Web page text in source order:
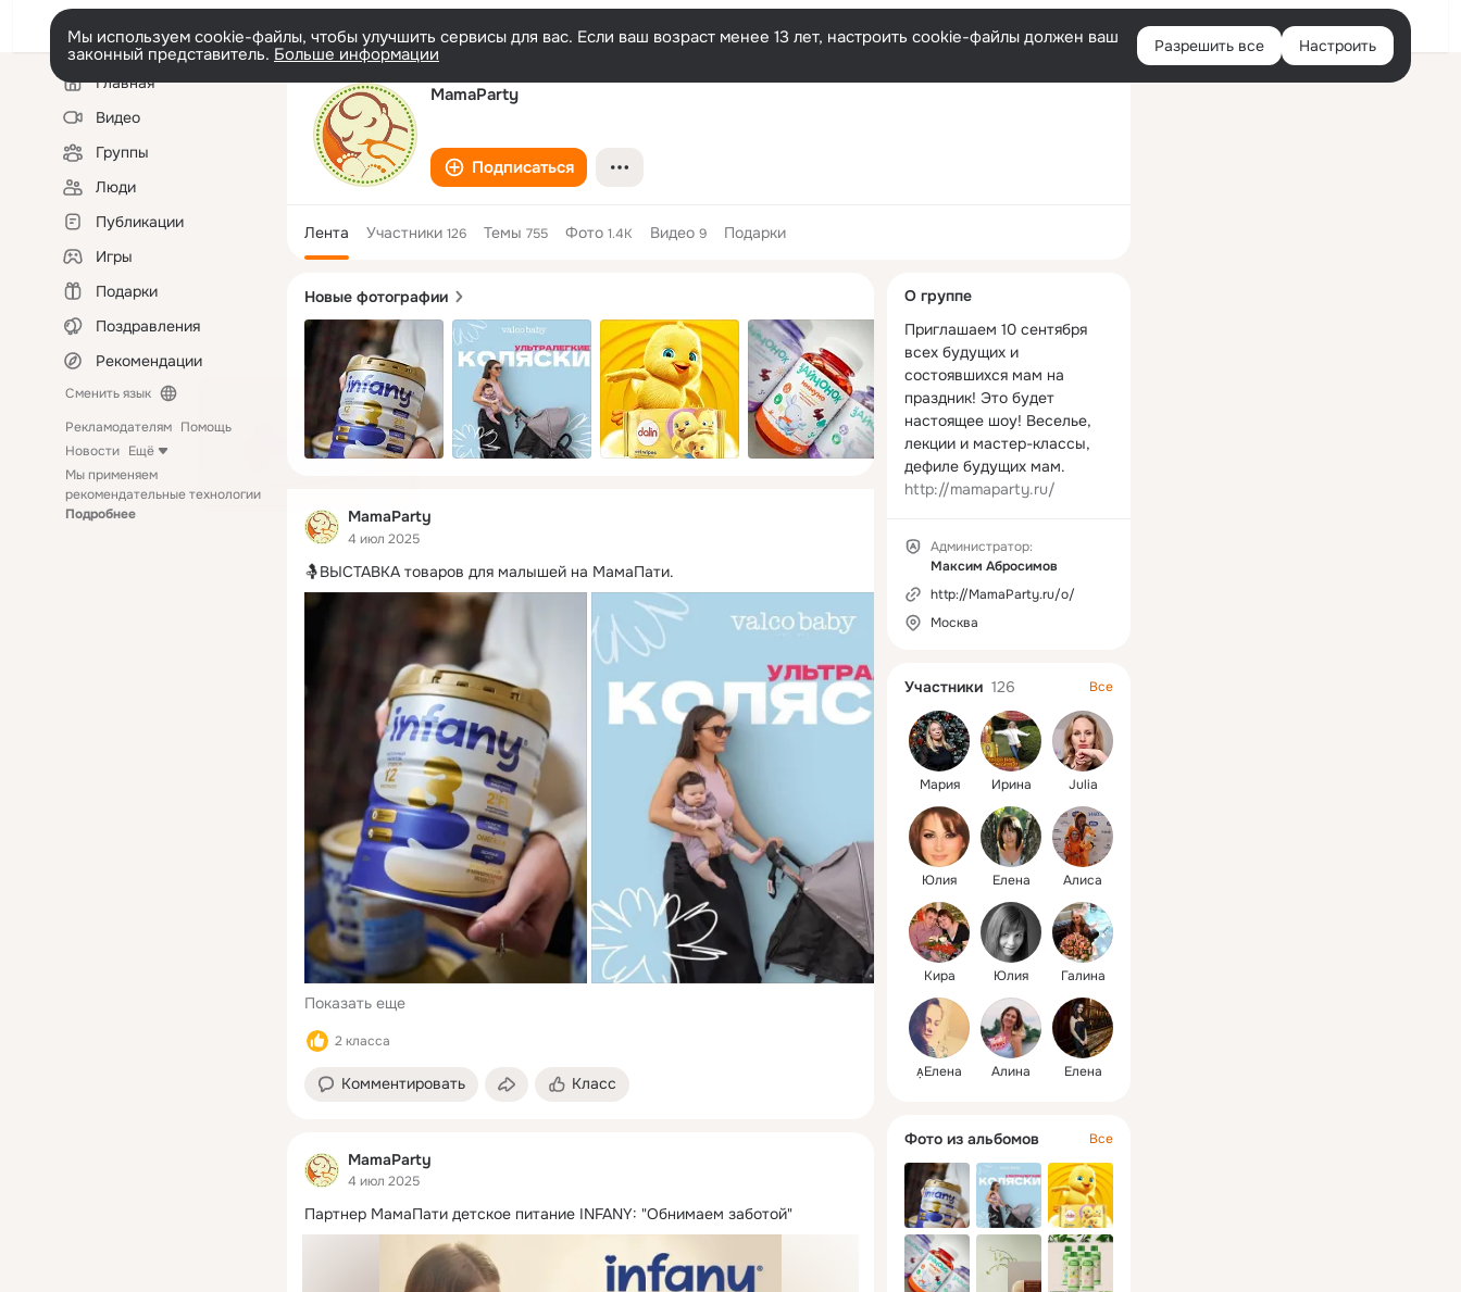
Войти
Мы используем cookie-файлы, чтобы улучшить сервисы для вас. Если ваш возраст менее 13 лет, настроить cookie-файлы должен ваш
законный представитель. Больше информации Разрешить все Настроить
Левая
колонкаГлавная
Видео
Группы
Люди
Публикации
Игры
Подарки
Поздравления
Рекомендации
Сменить язык
Рекламодателям Помощь
Новости Ещё
Мы применяем
рекомендательные технологии
Подробнее
MamaParty
Подписаться
Лента Участники 126 Темы 755 Фото 1.4K Видео 9 Подарки
Новые фотографии
MamaParty
4 июл 2025
🤱ВЫСТАВКА товаров для малышей на МамаПати.
Показать еще
2 класса
Комментировать Класс
MamaParty
4 июл 2025
Партнер МамаПати детское питание INFANY: "Обнимаем заботой"
колонка
О группе
Приглашаем 10 сентября
всех будущих и
состоявшихся мам на
праздник! Это будет
настоящее шоу! Веселье,
лекции и мастер-классы,
http://mamaparty.ru/
Администратор:
Максим Абросимов
http://MamaParty.ru/o/
Москва
Участники 126 Все
Мария Ирина Julia
Юлия Елена Алиса
Кира Юлия Галина
Елена Алина Елена
Фото из альбомов Все